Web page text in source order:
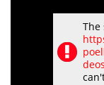
The